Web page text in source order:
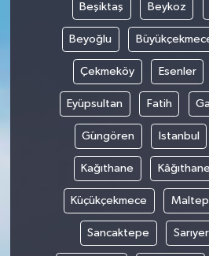
Beşiktaş Beykoz
Beyoğlu
Çekmeköy Esenler
Eyüpsultan Fatih
Güngören Istanbul
Kağıthane Kâğıthane
Küçükçekmece
Sancaktepe Sarıyer